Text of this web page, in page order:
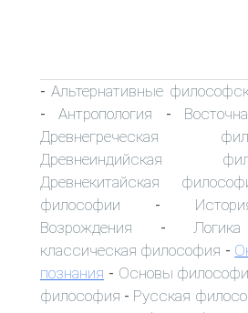
-Альтернативные
-Антропология -
Древнегреческая
Древнеиндийская
Древнекитайская
философии -
Возрождения - Логика
классическая философия -
познания - Основы
философия - Русская